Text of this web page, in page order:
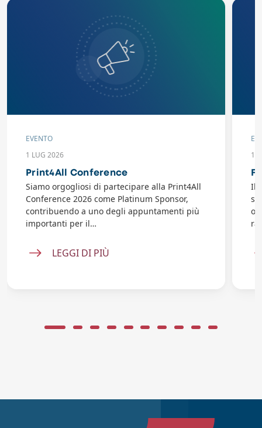
EVENTO
1 LUG 2026
Print4All Conference
Siamo orgogliosi di partecipare alla Print4All
Conference 2026 come Platinum Sponsor,
contribuendo a uno degli appuntamenti più
importanti per il…
LEGGI DI PIÙ
10
Il